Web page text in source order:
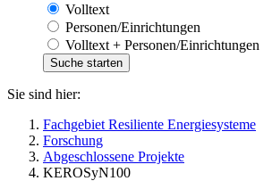
Volltext
Personen/Einrichtungen
Volltext + Personen/Einrichtungen
Sie sind hier:
Fachgebiet Resiliente Energiesysteme
Forschung
Abgeschlossene Projekte
KEROSyN100